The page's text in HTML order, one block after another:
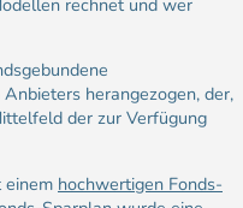
herangezogen, der,
der zur Verfügung
einem hochwertigen Fonds-